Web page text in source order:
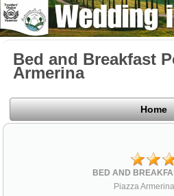
Bed and Breakfast
Armerina
Home
BED AND
Piazza